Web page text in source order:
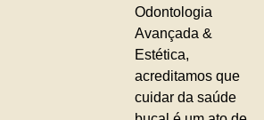
Odontologia
Avançada &
Estética,
acreditamos que
cuidar da saúde